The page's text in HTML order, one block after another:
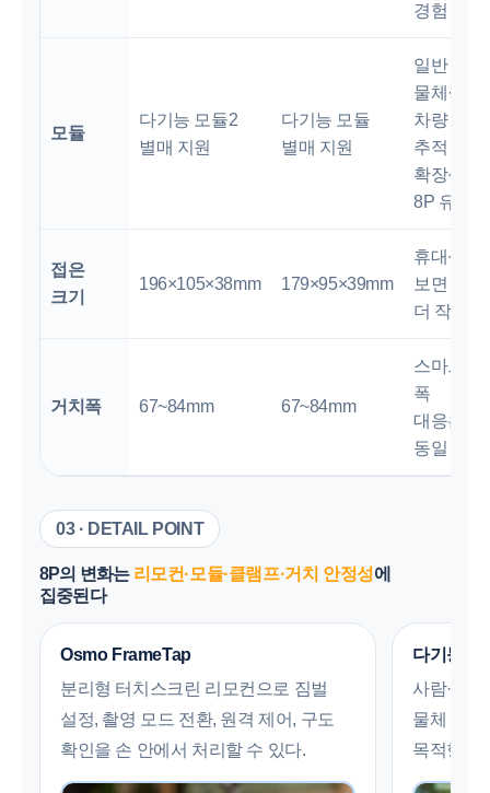
경험
모듈
다기능 모듈2
별매 지원
다기능 모듈
별매 지원
일반
물체·
차량
추적
확장성은
8P 유리
접은
크기
196×105×38mm 179×95×39mm
휴대성만
보면 8이
더 작음
거치폭 67~84mm 67~84mm
스마트폰
폭
대응은
동일
03 · DETAIL POINT
8P의 변화는 리모컨·모듈·클램프·거치 안정성에
집중된다
Osmo FrameTap
분리형 터치스크린 리모컨으로 짐벌
설정, 촬영 모드 전환, 원격 제어, 구도
확인을 손 안에서 처리할 수 있다.
다기능 모
사람·동
물체 추적
목적형이